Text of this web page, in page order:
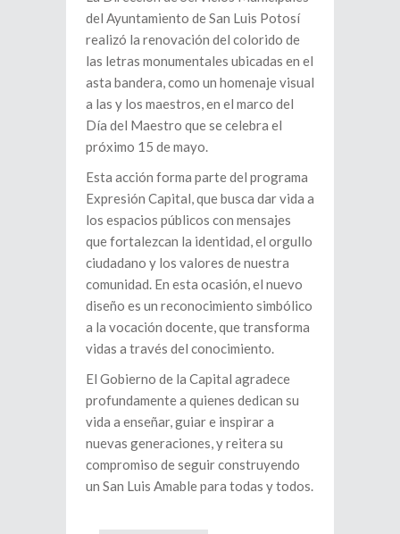
del Ayuntamiento de San Luis Potosí
realizó la renovación del colorido de
las letras monumentales ubicadas en el
asta bandera, como un homenaje visual
a las y los maestros, en el marco del
Día del Maestro que se celebra el
próximo 15 de mayo.
Esta acción forma parte del programa
Expresión Capital, que busca dar vida a
los espacios públicos con mensajes
que fortalezcan la identidad, el orgullo
ciudadano y los valores de nuestra
comunidad. En esta ocasión, el nuevo
diseño es un reconocimiento simbólico
a la vocación docente, que transforma
vidas a través del conocimiento.
El Gobierno de la Capital agradece
profundamente a quienes dedican su
vida a enseñar, guiar e inspirar a
nuevas generaciones, y reitera su
compromiso de seguir construyendo
un San Luis Amable para todas y todos.